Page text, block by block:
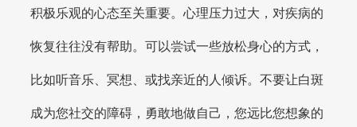
积极乐观的心态至关重要。心理压力过大，对疾病的
恢复往往没有帮助。可以尝试一些放松身心的方式，
比如听音乐、冥想、或找亲近的人倾诉。不要让白斑
成为您社交的障碍，勇敢地做自己，您远比您想象的